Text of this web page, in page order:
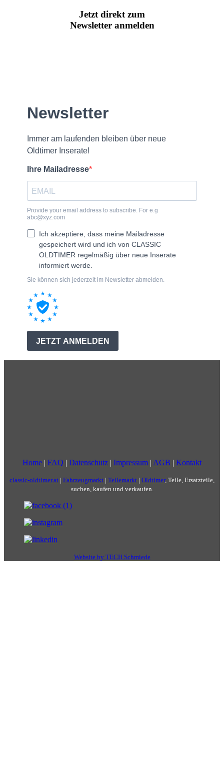
Jetzt direkt zum
Newsletter anmelden
Home | FAQ | Datenschutz | Impressum | AGB | Kontakt
classic-oldtimer.at | Fahrzeugmarkt | Teilemarkt | Oldtimer, Teile, Ersatzteile,
suchen, kaufen und verkaufen.
Website by TECH Schmiede